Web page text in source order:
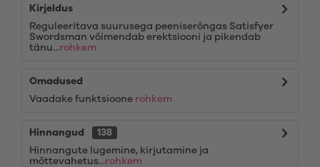
Kirjeldus
Reguleeritava suurusega peeniserõngas Satisfyer
Swordsman võimendab erektsiooni ja pikendab
tänu...rohkem
Omadused
Vaadake funktsioone rohkem
Hinnangud
138
Hinnangute lugemine, kirjutamine ja
mõttevahetus...rohkem